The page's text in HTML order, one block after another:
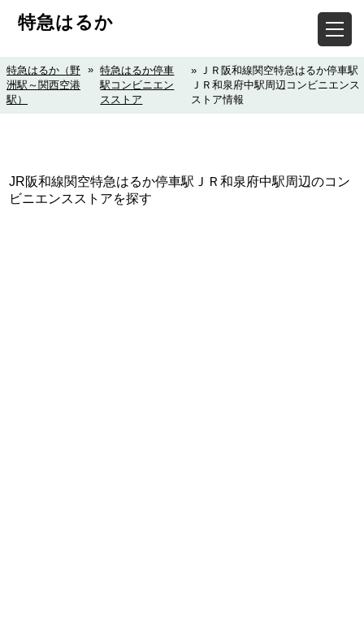
特急はるか
特急はるか（野
洲駅～関西空港
駅）
» 特急はるか停車
駅コンビニエン
スストア
» ＪＲ阪和線関空特急はるか停車駅
ＪＲ和泉府中駅周辺コンビニエンス
ストア情報
JR阪和線関空特急はるか停車駅ＪＲ和泉府中駅周辺のコン
ビニエンスストアを探す